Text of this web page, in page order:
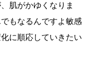
肌がかゆくなりま
もなるんですよ敏感
に順応していきたい